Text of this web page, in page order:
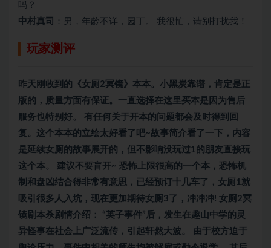
吗？
中村真司
：男，年龄不详，园丁。 我很忙，请别打扰我！
玩家测评
昨天刚收到的《女厕2冥镜》本本。小黑炭靠谱，肯定是正
版的，质量方面有保证。一直选择在这里买本是因为售后
服务也特别好。 有任何关于开本的问题都会及时得到回
复。这个本本的立绘太好看了吧~故事简介看了一下，内容
是延续女厕的故事展开的，但不影响没玩过1的朋友直接玩
这个本。 建议不要盲开~ 恐怖上限很高的一个本，恐怖机
制和盘凶结合得非常有意思，已经预订十几车了，女厕1就
吸引很多人入坑，现在更加期待女厕3了，冲冲冲! 女厕2冥
镜剧本杀剧情介绍： “英子事件”后，发生在趣山中学的灵
异怪事在社会上广泛流传，引起轩然大波。 由于校方迫于